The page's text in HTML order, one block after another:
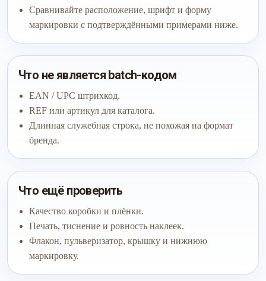
Сравнивайте расположение, шрифт и форму
маркировки с подтверждёнными примерами ниже.
Что не является batch-кодом
EAN / UPC штрихкод.
REF или артикул для каталога.
Длинная служебная строка, не похожая на формат
бренда.
Что ещё проверить
Качество коробки и плёнки.
Печать, тиснение и ровность наклеек.
Флакон, пульверизатор, крышку и нижнюю
маркировку.